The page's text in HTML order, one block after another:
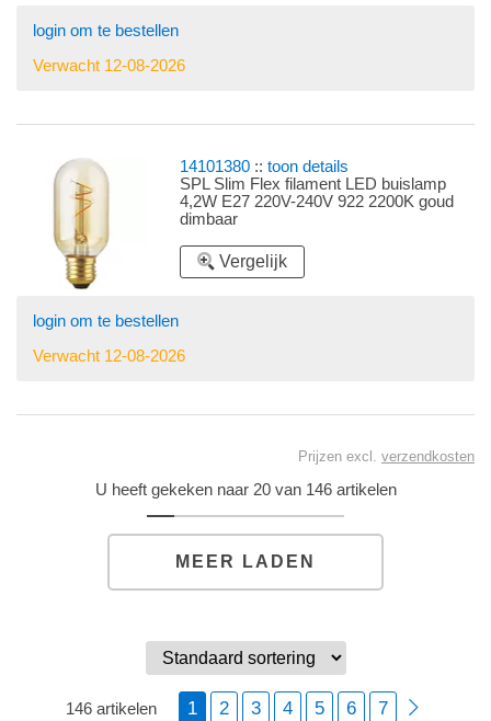
login om te bestellen
Verwacht 12-08-2026
14101380 ::toon details
SPL Slim Flex filament LED buislamp
4,2W E27 220V-240V 922 2200K goud
dimbaar
Vergelijk
login om te bestellen
Verwacht 12-08-2026
Prijzen excl. verzendkosten
U heeft gekeken naar 20 van 146 artikelen
MEER LADEN
146 artikelen 1 2 3 4 5 6 7